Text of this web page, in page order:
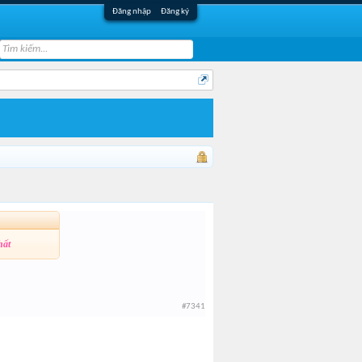
Đăng nhập Đăng ký
#7341